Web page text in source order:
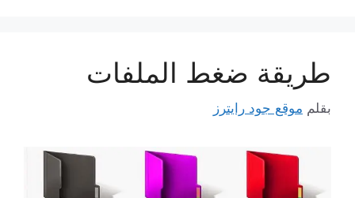
طريقة ضغط الملفات
بقلم موقع جود رايترز